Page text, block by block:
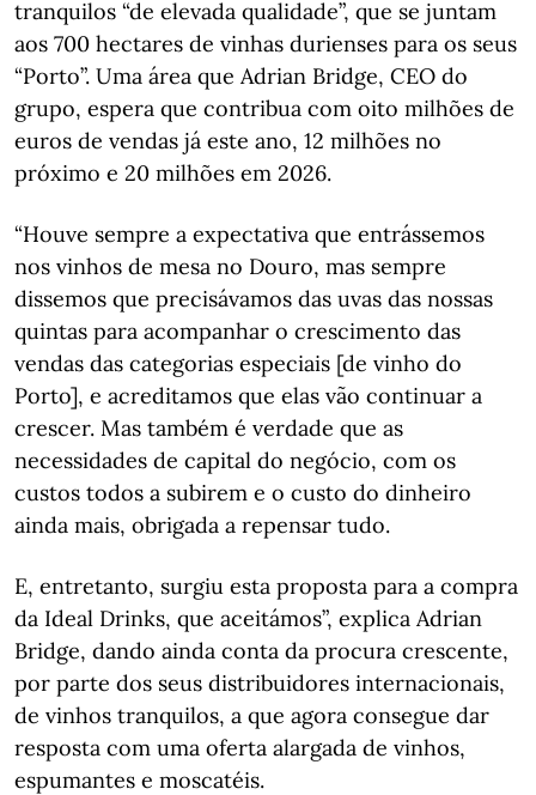
tranquilos “de elevada qualidade”, que se juntam
aos 700 hectares de vinhas durienses para os seus
“Porto”. Uma área que Adrian Bridge, CEO do
grupo, espera que contribua com oito milhões de
euros de vendas já este ano, 12 milhões no
próximo e 20 milhões em 2026.
“Houve sempre a expectativa que entrássemos
nos vinhos de mesa no Douro, mas sempre
dissemos que precisávamos das uvas das nossas
quintas para acompanhar o crescimento das
vendas das categorias especiais [de vinho do
Porto], e acreditamos que elas vão continuar a
crescer. Mas também é verdade que as
necessidades de capital do negócio, com os
custos todos a subirem e o custo do dinheiro
ainda mais, obrigada a repensar tudo.
E, entretanto, surgiu esta proposta para a compra
da Ideal Drinks, que aceitámos”, explica Adrian
Bridge, dando ainda conta da procura crescente,
por parte dos seus distribuidores internacionais,
de vinhos tranquilos, a que agora consegue dar
resposta com uma oferta alargada de vinhos,
espumantes e moscatéis.